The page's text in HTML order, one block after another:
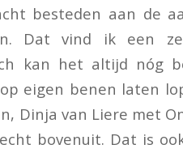
besteden aan de
Dat vind ik een
kan het altijd nóg
eigen benen laten
Dinja van Liere met
bovenuit. Dat is